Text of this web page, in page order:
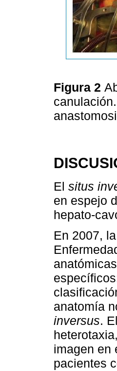
Figura 2
canulación.
El situs
en espejo
hepato-
En 2007,
anatomía
inversus.
imagen en
pacientes